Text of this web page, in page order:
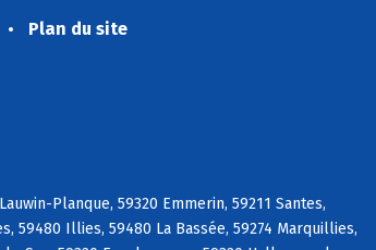
Plan du site
Planque, 59320 Emmerin, 59211 Santes,
59480 Illies, 59480 La Bassée, 59274 Marquillies,